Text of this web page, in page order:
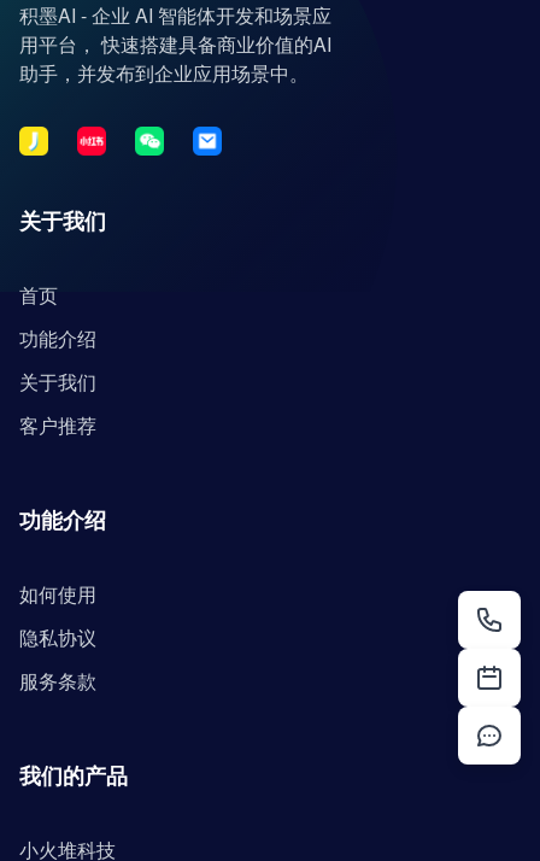
积墨AI - 企业 AI 智能体开发和场景应
用平台， 快速搭建具备商业价值的AI
助手，并发布到企业应用场景中。
关于我们
首页
功能介绍
关于我们
客户推荐
功能介绍
如何使用
隐私协议
服务条款
我们的产品
小火堆科技